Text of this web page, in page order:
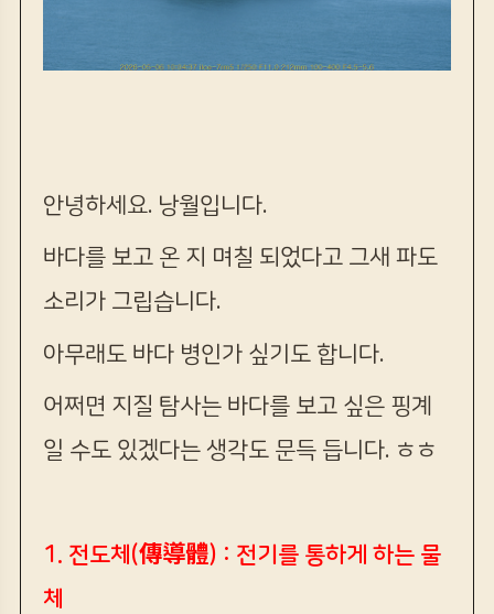
안녕하세요. 낭월입니다.
바다를 보고 온 지 며칠 되었다고 그새 파도
소리가 그립습니다.
아무래도 바다 병인가 싶기도 합니다.
어쩌면 지질 탐사는 바다를 보고 싶은 핑계
일 수도 있겠다는 생각도 문득 듭니다. ㅎㅎ
1. 전도체(傳導體) : 전기를 통하게 하는 물
체